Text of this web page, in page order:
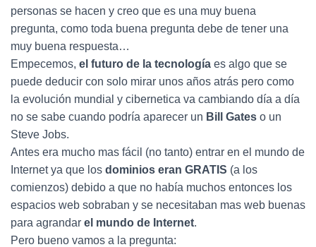
personas se hacen y creo que es una muy buena
pregunta, como toda buena pregunta debe de tener una
muy buena respuesta…
Empecemos, el futuro de la tecnología es algo que se
puede deducir con solo mirar unos años atrás pero como
la evolución mundial y cibernetica va cambiando día a día
no se sabe cuando podría aparecer un Bill Gates o un
Steve Jobs.
Antes era mucho mas fácil (no tanto) entrar en el mundo de
Internet ya que los dominios eran GRATIS (a los
comienzos) debido a que no había muchos entonces los
espacios web sobraban y se necesitaban mas web buenas
para agrandar el mundo de Internet.
Pero bueno vamos a la pregunta: